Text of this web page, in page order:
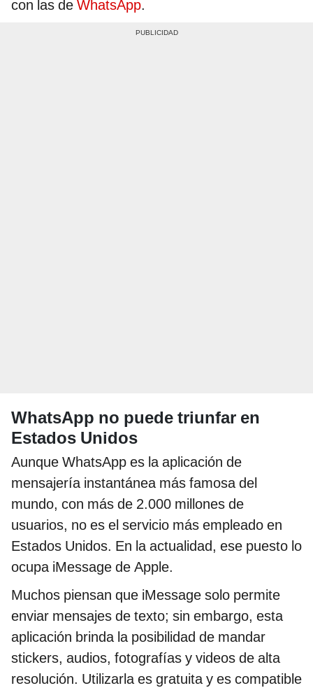
con las de WhatsApp.
WhatsApp no puede triunfar en
Estados Unidos
Aunque WhatsApp es la aplicación de
mensajería instantánea más famosa del
mundo, con más de 2.000 millones de
usuarios, no es el servicio más empleado en
Estados Unidos. En la actualidad, ese puesto lo
ocupa iMessage de Apple.
Muchos piensan que iMessage solo permite
enviar mensajes de texto; sin embargo, esta
aplicación brinda la posibilidad de mandar
stickers, audios, fotografías y videos de alta
resolución. Utilizarla es gratuita y es compatible